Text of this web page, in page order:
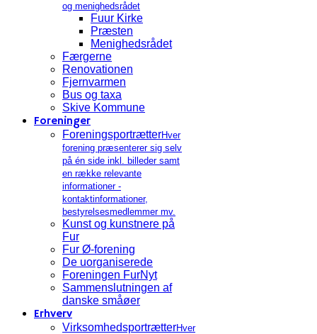
og menighedsrådet
Fuur Kirke
Præsten
Menighedsrådet
Færgerne
Renovationen
Fjernvarmen
Bus og taxa
Skive Kommune
Foreninger
ForeningsportrætterHver
forening præsenterer sig selv
på én side inkl. billeder samt
en række relevante
informationer -
kontaktinformationer,
bestyrelsesmedlemmer mv.
Kunst og kunstnere på
Fur
Fur Ø-forening
De uorganiserede
Foreningen FurNyt
Sammenslutningen af
danske småøer
Erhverv
VirksomhedsportrætterHver